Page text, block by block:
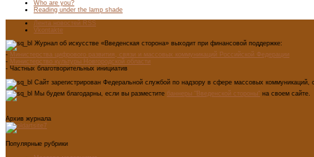
Who are you?
Reading under the lamp shade
Лента новостей RSS
Vkontakte
Журнал об искусстве «Введенская сторона» выходит при финансовой поддержке:
- Министерства цифрового развития, связи и массовых коммуникаций Российской Федерации
- Министерство культуры Новгородской области
- Частных благотворительных инициатив
Сайт зарегистрирован Федеральной службой по надзору в сфере массовых
Мы будем благодарны, если вы разместите баннеры "Введенской стороны" на своем сайте.
Архив журнала
Популярные рубрики